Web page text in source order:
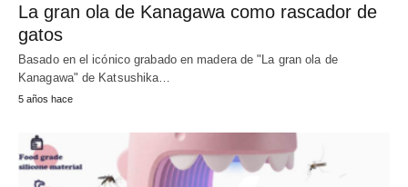
La gran ola de Kanagawa como rascador de
gatos
Basado en el icónico grabado en madera de "La gran ola de
Kanagawa" de Katsushika…
5 años hace